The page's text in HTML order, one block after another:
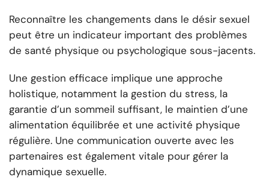
Reconnaître les changements dans le désir sexuel
peut être un indicateur important des problèmes
de santé physique ou psychologique sous-jacents.
Une gestion efficace implique une approche
holistique, notamment la gestion du stress, la
garantie d’un sommeil suffisant, le maintien d’une
alimentation équilibrée et une activité physique
régulière. Une communication ouverte avec les
partenaires est également vitale pour gérer la
dynamique sexuelle.